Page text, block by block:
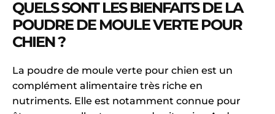
QUELS SONT LES BIENFAITS DE LA
POUDRE DE MOULE VERTE POUR
CHIEN ?
La poudre de moule verte pour chien est un
complément alimentaire très riche en
nutriments. Elle est notamment connue pour